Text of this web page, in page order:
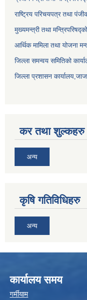
राष्ट्रिय परिचयपत्र तथा
मुख्यमन्त्री तथा
आर्थिक मामिला तथा योजना
जिल्ला समन्वय समितिको
जिल्ला प्रशासन
कर तथा शुल्कहरु
अन्य
कृषि गतिविधिहरु
अन्य
कार्यालय समय
गर्मीयाम